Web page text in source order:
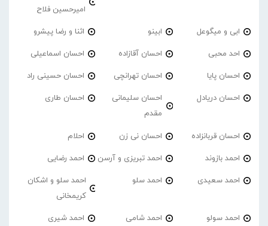
امیرحسین فلاح
ابی و میگوعل ابینو اثنا و رضا پیشرو
احد محبی احسان آقازاده احسان اسماعیلی
احسان پایا احسان تهرانچی احسان حسینی راد
احسان دریادل
احسان سلیمانی
مقدم
احسان طاری
احسان قربانزاده احسان نی زن احلام
احمد بازوند احمد تبریزی و آرسن احمد‌ رضایی
احمد سعیدی احمد سلو
احمد سلو و اشکان
کریمخانی
احمد سولو احمد شامی احمد شیری